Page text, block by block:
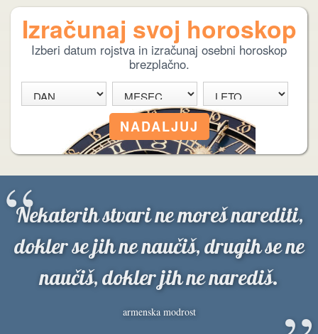
Izračunaj svoj horoskop
Izberi datum rojstva in izračunaj osebni horoskop
brezplačno.
Nekaterih stvari ne moreš narediti,
dokler se jih ne naučiš, drugih se ne
naučiš, dokler jih ne narediš.
armenska modrost
“